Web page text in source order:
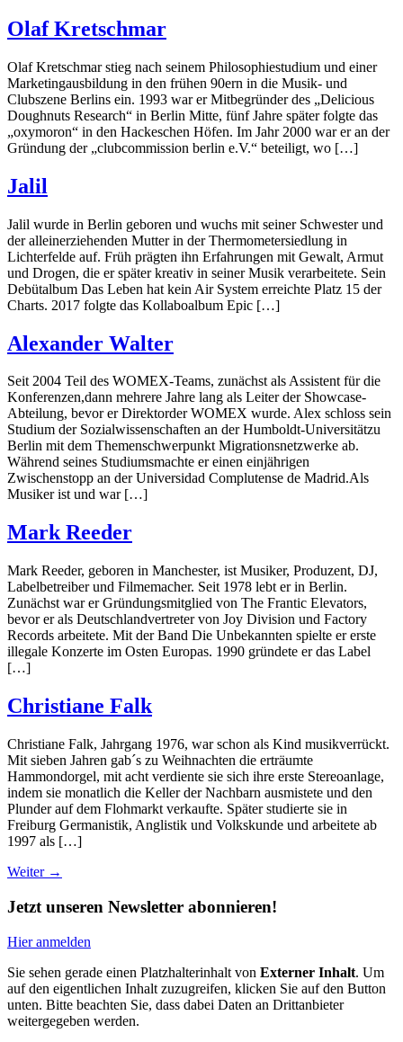
Olaf Kretschmar
Olaf Kretschmar stieg nach seinem Philosophiestudium und einer
Marketingausbildung in den frühen 90ern in die Musik- und
Clubszene Berlins ein. 1993 war er Mitbegründer des „Delicious
Doughnuts Research“ in Berlin Mitte, fünf Jahre später folgte das
„oxymoron“ in den Hackeschen Höfen. Im Jahr 2000 war er an der
Gründung der „clubcommission berlin e.V.“ beteiligt, wo […]
Jalil
Jalil wurde in Berlin geboren und wuchs mit seiner Schwester und
der alleinerziehenden Mutter in der Thermometersiedlung in
Lichterfelde auf. Früh prägten ihn Erfahrungen mit Gewalt, Armut
und Drogen, die er später kreativ in seiner Musik verarbeitete. Sein
Debütalbum Das Leben hat kein Air System erreichte Platz 15 der
Charts. 2017 folgte das Kollaboalbum Epic […]
Alexander Walter
Seit 2004 Teil des WOMEX-Teams, zunächst als Assistent für die
Konferenzen,dann mehrere Jahre lang als Leiter der Showcase-
Abteilung, bevor er Direktorder WOMEX wurde. Alex schloss sein
Studium der Sozialwissenschaften an der Humboldt-Universitätzu
Berlin mit dem Themenschwerpunkt Migrationsnetzwerke ab.
Während seines Studiumsmachte er einen einjährigen
Zwischenstopp an der Universidad Complutense de Madrid.Als
Musiker ist und war […]
Mark Reeder
Mark Reeder, geboren in Manchester, ist Musiker, Produzent, DJ,
Labelbetreiber und Filmemacher. Seit 1978 lebt er in Berlin.
Zunächst war er Gründungsmitglied von The Frantic Elevators,
bevor er als Deutschlandvertreter von Joy Division und Factory
Records arbeitete. Mit der Band Die Unbekannten spielte er erste
illegale Konzerte im Osten Europas. 1990 gründete er das Label
[…]
Christiane Falk
Christiane Falk, Jahrgang 1976, war schon als Kind musikverrückt.
Mit sieben Jahren gab´s zu Weihnachten die erträumte
Hammondorgel, mit acht verdiente sie sich ihre erste Stereoanlage,
indem sie monatlich die Keller der Nachbarn ausmistete und den
Plunder auf dem Flohmarkt verkaufte. Später studierte sie in
Freiburg Germanistik, Anglistik und Volkskunde und arbeitete ab
1997 als […]
Weiter →
Jetzt unseren Newsletter abonnieren!
Hier anmelden
Sie sehen gerade einen Platzhalterinhalt von Externer Inhalt. Um
auf den eigentlichen Inhalt zuzugreifen, klicken Sie auf den Button
unten. Bitte beachten Sie, dass dabei Daten an Drittanbieter
weitergegeben werden.